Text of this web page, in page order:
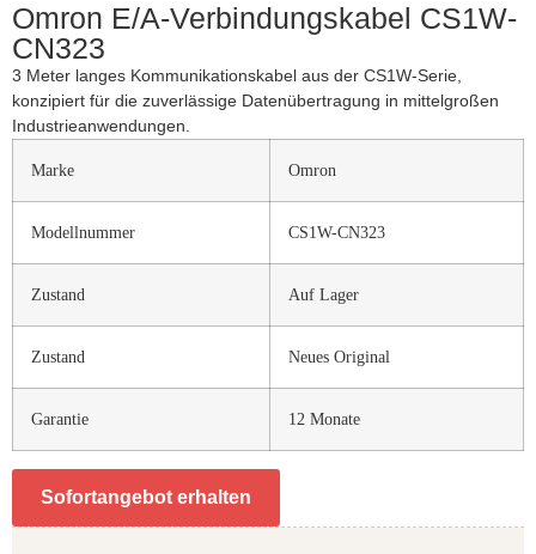
Omron E/A-Verbindungskabel CS1W-
CN323
3 Meter langes Kommunikationskabel aus der CS1W-Serie,
konzipiert für die zuverlässige Datenübertragung in mittelgroßen
Industrieanwendungen.
Marke Omron
Modellnummer CS1W-CN323
Zustand Auf Lager
Zustand Neues Original
Garantie 12 Monate
Sofortangebot erhalten